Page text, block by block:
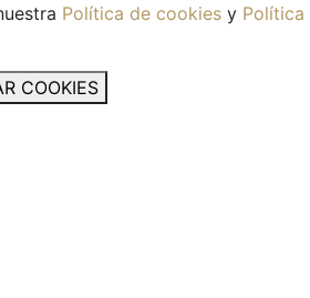
Política de cookies y Política
COOKIES